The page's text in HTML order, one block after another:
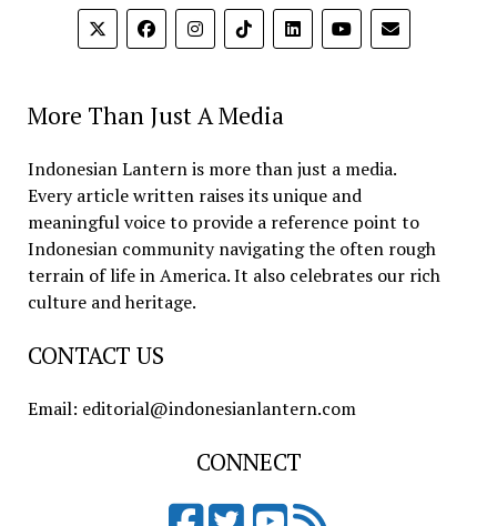
More Than Just A Media
Indonesian Lantern is more than just a media.
Every article written raises its unique and
meaningful voice to provide a reference point to
Indonesian community navigating the often rough
terrain of life in America. It also celebrates our rich
culture and heritage.
CONTACT US
Email: editorial@indonesianlantern.com
CONNECT